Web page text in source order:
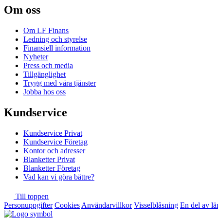
Om oss
Om LF Finans
Ledning och styrelse
Finansiell information
Nyheter
Press och media
Tillgänglighet
Trygg med våra tjänster
Jobba hos oss
Kundservice
Kundservice Privat
Kundservice Företag
Kontor och adresser
Blanketter Privat
Blanketter Företag
Vad kan vi göra bättre?
Till toppen
Personuppgifter Cookies Användarvillkor Visselblåsning En del av